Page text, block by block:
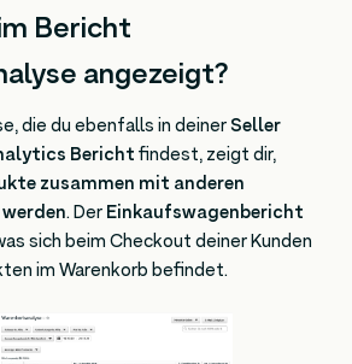
Bericht
angezeigt?
die du ebenfalls in deinerSeller
Berichtfindest, zeigt dir,
zusammen mit anderen
. DerEinkaufswagenbericht
sich beim Checkout deiner Kunden
im Warenkorb befindet.